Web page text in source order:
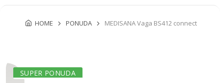
HOME PONUDA MEDISANA Vaga BS412 connect
SUPER PONUDA